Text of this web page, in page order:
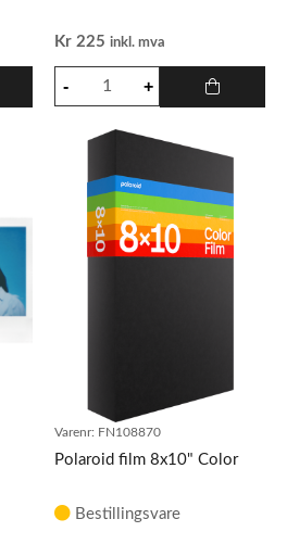
Kr 225 inkl. mva
Varenr: FN108870
Polaroid film 8x10" Color
Bestillingsvare